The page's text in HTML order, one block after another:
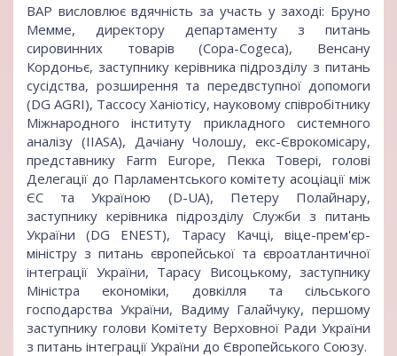
ВАР висловлює вдячність за участь у заході: Бруно
Мемме, директору департаменту з питань
сировинних товарів (Copa-Cogeca), Венсану
Кордоньє, заступнику керівника підрозділу з питань
сусідства, розширення та передвступної допомоги
(DG AGRI), Тассосу Ханіотісу, науковому співробітнику
Міжнародного інституту прикладного системного
аналізу (IIASA), Дачіану Чолошу, екс-Єврокомісару,
представнику Farm Europe, Пекка Товері, голові
Делегації до Парламентського комітету асоціації між
ЄС та Україною (D-UA), Петеру Полайнару,
заступнику керівника підрозділу Служби з питань
України (DG ENEST), Тарасу Качці, віце-прем'єр-
міністру з питань європейської та євроатлантичної
інтеграції України, Тарасу Висоцькому, заступнику
Міністра економіки, довкілля та сільського
господарства України, Вадиму Галайчуку, першому
заступнику голови Комітету Верховної Ради України
з питань інтеграції України до Європейського Союзу.